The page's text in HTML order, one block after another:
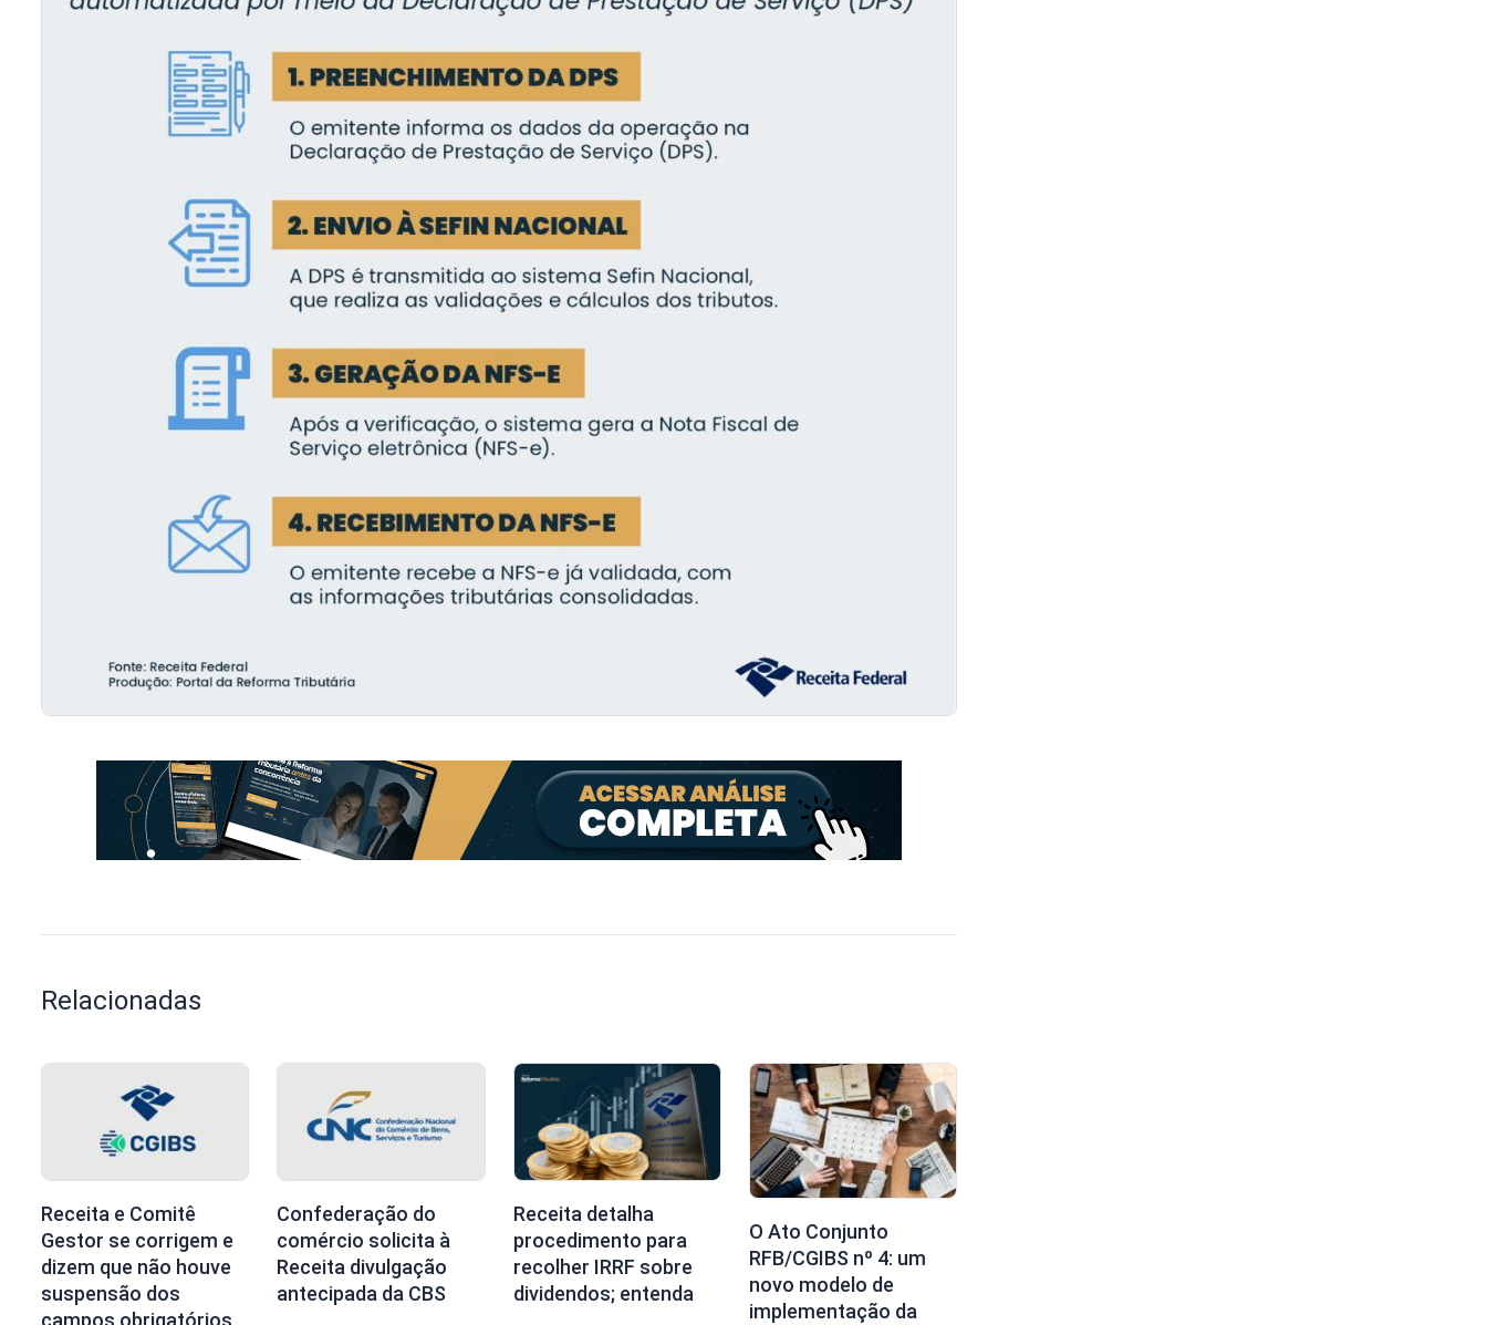
Relacionadas
Receita e Comitê
Gestor se corrigem e
dizem que não houve
suspensão dos
campos obrigatórios
Confederação do
comércio solicita à
Receita divulgação
antecipada da CBS
Receita detalha
procedimento para
recolher IRRF sobre
dividendos; entenda
O Ato Conjunto
RFB/CGIBS nº 4: um
novo modelo de
implementação da